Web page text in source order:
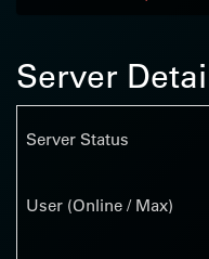
Server
Server Status
User (Online / Max)